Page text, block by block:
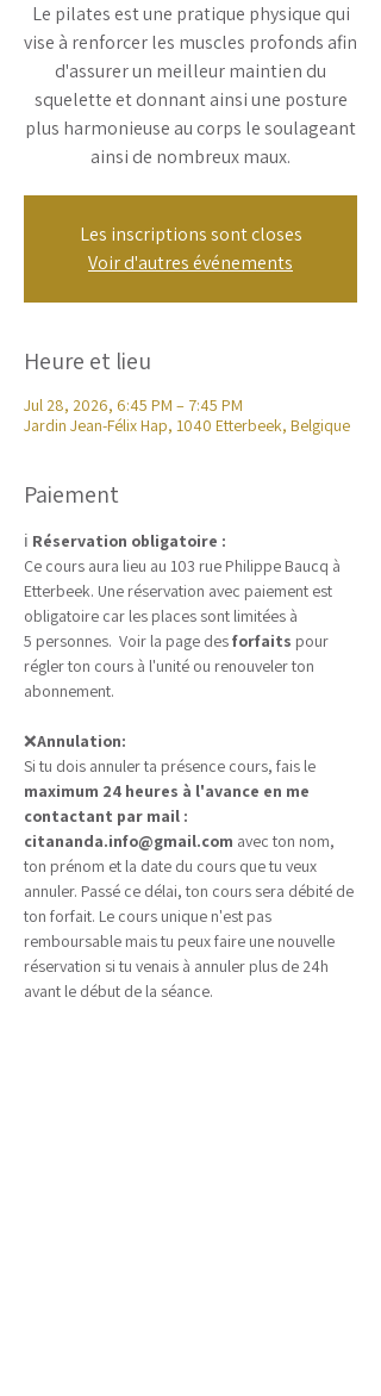
Le pilates est une pratique physique qui
vise à renforcer les muscles profonds afin
d'assurer un meilleur maintien du
squelette et donnant ainsi une posture
plus harmonieuse au corps le soulageant
ainsi de nombreux maux.
Les inscriptions sont closes
Voir d'autres événements
Heure et lieu
Jul 28, 2026, 6:45 PM – 7:45 PM
Jardin Jean-Félix Hap, 1040 Etterbeek, Belgique
Paiement
ℹ️ Réservation obligatoire :
Ce cours aura lieu au 103 rue Philippe Baucq à
Etterbeek. Une réservation avec paiement est
obligatoire car les places sont limitées à
5 personnes.  Voir la page des forfaits pour
régler ton cours à l'unité ou renouveler ton
abonnement.
❌Annulation:
Si tu dois annuler ta présence cours, fais le
maximum 24 heures à l'avance en me
contactant par mail :
citananda.info@gmail.com avec ton nom,
ton prénom et la date du cours que tu veux
annuler. Passé ce délai, ton cours sera débité de
ton forfait. Le cours unique n'est pas
remboursable mais tu peux faire une nouvelle
réservation si tu venais à annuler plus de 24h
avant le début de la séance.